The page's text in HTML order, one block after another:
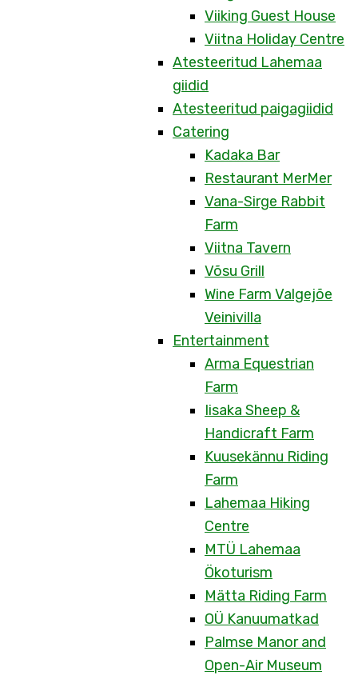
Viiking Guest House
Viitna Holiday Centre
Atesteeritud Lahemaa
giidid
Atesteeritud paigagiidid
Catering
Kadaka Bar
Restaurant MerMer
Vana-Sirge Rabbit
Farm
Viitna Tavern
Võsu Grill
Wine Farm Valgejõe
Veinivilla
Entertainment
Arma Equestrian
Farm
Iisaka Sheep &
Handicraft Farm
Kuusekännu Riding
Farm
Lahemaa Hiking
Centre
MTÜ Lahemaa
Ökoturism
Mätta Riding Farm
OÜ Kanuumatkad
Palmse Manor and
Open-Air Museum